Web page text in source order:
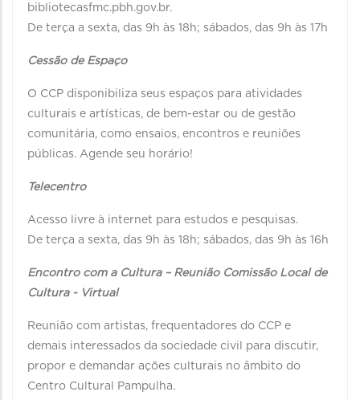
bibliotecasfmc.pbh.gov.br.
De terça a sexta, das 9h às 18h; sábados, das 9h às 17h
Cessão de Espaço
O CCP disponibiliza seus espaços para atividades
culturais e artísticas, de bem-estar ou de gestão
comunitária, como ensaios, encontros e reuniões
públicas. Agende seu horário!
Telecentro
Acesso livre à internet para estudos e pesquisas.
De terça a sexta, das 9h às 18h; sábados, das 9h às 16h
Encontro com a Cultura – Reunião Comissão Local de
Cultura - Virtual
Reunião com artistas, frequentadores do CCP e
demais interessados da sociedade civil para discutir,
propor e demandar ações culturais no âmbito do
Centro Cultural Pampulha.